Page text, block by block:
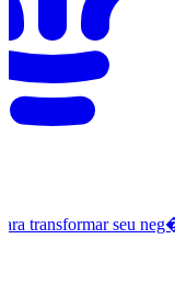
transformar seu